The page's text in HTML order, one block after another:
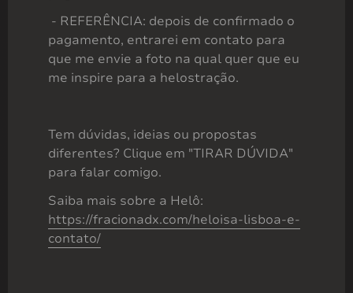
- REFERÊNCIA: depois de confirmado o
pagamento, entrarei em contato para
que me envie a foto na qual quer que eu
me inspire para a helostração.
Tem dúvidas, ideias ou propostas
diferentes? Clique em "TIRAR DÚVIDA"
para falar comigo.
Saiba mais sobre a Helô:
https://fracionadx.com/heloisa-lisboa-e-
contato/